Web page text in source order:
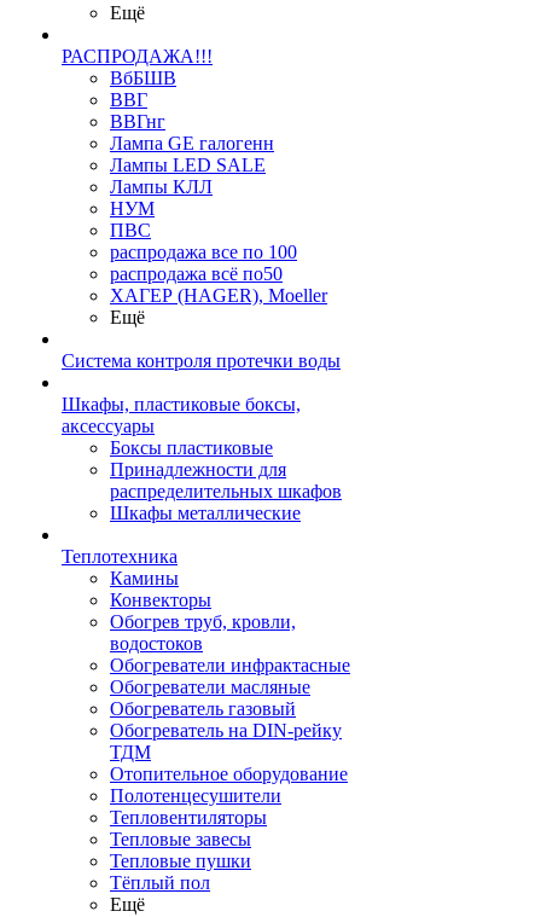
Ещё
РАСПРОДАЖА!!!
ВбБШВ
ВВГ
ВВГнг
Лампа GE галогенн
Лампы LED SALE
Лампы КЛЛ
НУМ
ПВС
распродажа все по 100
распродажа всё по50
ХАГЕР (HAGER), Moeller
Ещё
Система контроля протечки воды
Шкафы, пластиковые боксы,
аксессуары
Боксы пластиковые
Принадлежности для
распределительных шкафов
Шкафы металлические
Теплотехника
Камины
Конвекторы
Обогрев труб, кровли,
водостоков
Обогреватели инфрактасные
Обогреватели масляные
Обогреватель газовый
Обогреватель на DIN-рейку
ТДМ
Отопительное оборудование
Полотенцесушители
Тепловентиляторы
Тепловые завесы
Тепловые пушки
Тёплый пол
Ещё